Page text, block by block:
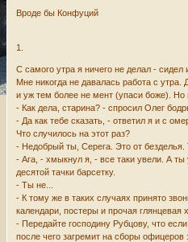
Вроде бы Конфуций
1.
С самого утра я ничего не делал -
Мне никогда не давалась работа с
и уж тем более не мент (упаси боже). Но
- Как дела, старина? - спросил Олег
- Да как тебе сказать, - ответил я и с
Что случилось на этот раз?
- Недобрый ты, Серега. Это от
- Ага, - хмыкнул я, - все таки увели. А
десятой тачки барсетку.
- Ты не...
- К тому же в таких случаях принято
календари, постеры и прочая глянцевая
- Передайте господину Рубцову, что
после чего загремит на сборы